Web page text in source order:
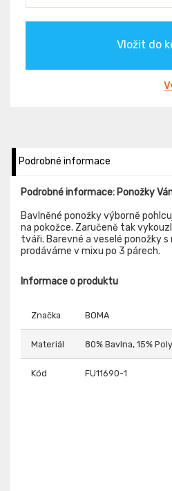
Vložit do
Podrobné informace
Podrobné informace: Ponožky
Bavlněné ponožky výborně
na pokožce. Zaručeně tak
tváři. Barevné a veselé ponožky
prodáváme v mixu po 3 párech.
Informace o produktu
Značka BOMA
Materiál 80% Bavlna, 15%
Kód FU11690-1